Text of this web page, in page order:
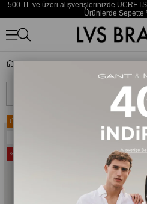
500 TL ve üzeri alışverişlerinizde
Ürünlerde Sepette
Ücretsiz Kargo
%20